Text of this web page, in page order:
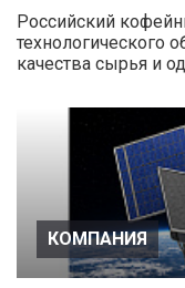
Российский
технологического
качества сырья и
КОМПАНИЯ